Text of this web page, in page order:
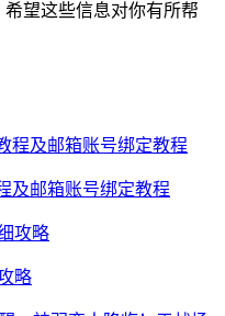
望这些信息对你有所帮
及邮箱账号绑定教程
略